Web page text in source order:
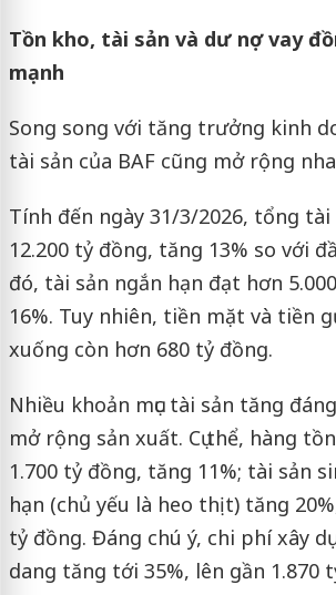
Tồn kho, tài sản và dư nợ vay
mạnh
Song song với tăng trưởng kinh
tài sản của BAF cũng mở rộng
Tính đến ngày 31/3/2026, tổng
12.200 tỷ đồng, tăng 13% so với
đó, tài sản ngắn hạn đạt hơn
16%. Tuy nhiên, tiền mặt và tiền
xuống còn hơn 680 tỷ đồng.
Nhiều khoản mục tài sản tăng
mở rộng sản xuất. Cụ thể, hàng
1.700 tỷ đồng, tăng 11%; tài sản
hạn (chủ yếu là heo thịt) tăng
tỷ đồng. Đáng chú ý, chi phí xây
dang tăng tới 35%, lên gần 1.870